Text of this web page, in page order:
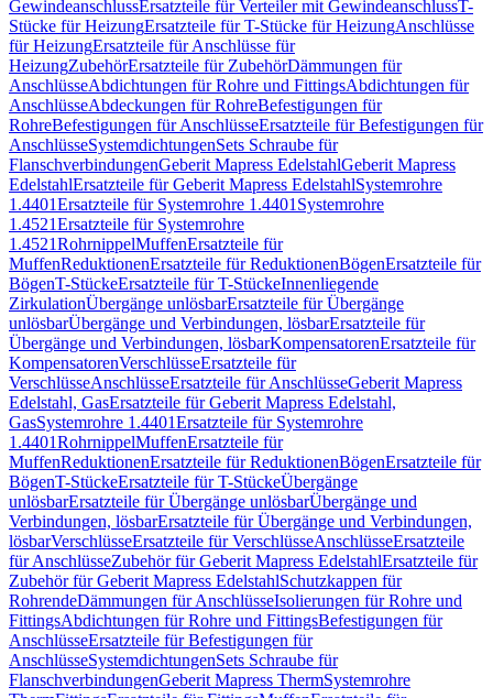
GewindeanschlussErsatzteile für Verteiler mit GewindeanschlussT-
Stücke für HeizungErsatzteile für T-Stücke für HeizungAnschlüsse
für HeizungErsatzteile für Anschlüsse für
HeizungZubehörErsatzteile für ZubehörDämmungen für
AnschlüsseAbdichtungen für Rohre und FittingsAbdichtungen für
AnschlüsseAbdeckungen für RohreBefestigungen für
RohreBefestigungen für AnschlüsseErsatzteile für Befestigungen für
AnschlüsseSystemdichtungenSets Schraube für
FlanschverbindungenGeberit Mapress EdelstahlGeberit Mapress
EdelstahlErsatzteile für Geberit Mapress EdelstahlSystemrohre
1.4401Ersatzteile für Systemrohre 1.4401 Systemrohre
1.4521Ersatzteile für Systemrohre
1.4521RohrnippelMuffenErsatzteile für
MuffenReduktionenErsatzteile für ReduktionenBögenErsatzteile für
BögenT-StückeErsatzteile für T-StückeInnenliegende
ZirkulationÜbergänge unlösbarErsatzteile für Übergänge
unlösbarÜbergänge und Verbindungen, lösbarErsatzteile für
Übergänge und Verbindungen, lösbarKompensatorenErsatzteile für
KompensatorenVerschlüsseErsatzteile für
VerschlüsseAnschlüsseErsatzteile für AnschlüsseGeberit Mapress
Edelstahl, GasErsatzteile für Geberit Mapress Edelstahl,
GasSystemrohre 1.4401Ersatzteile für Systemrohre
1.4401RohrnippelMuffenErsatzteile für
MuffenReduktionenErsatzteile für ReduktionenBögenErsatzteile für
BögenT-StückeErsatzteile für T-StückeÜbergänge
unlösbarErsatzteile für Übergänge unlösbarÜbergänge und
Verbindungen, lösbarErsatzteile für Übergänge und Verbindungen,
lösbarVerschlüsseErsatzteile für VerschlüsseAnschlüsseErsatzteile
für AnschlüsseZubehör für Geberit Mapress EdelstahlErsatzteile für
Zubehör für Geberit Mapress EdelstahlSchutzkappen für
RohrendeDämmungen für AnschlüsseIsolierungen für Rohre und
FittingsAbdichtungen für Rohre und FittingsBefestigungen für
AnschlüsseErsatzteile für Befestigungen für
AnschlüsseSystemdichtungenSets Schraube für
FlanschverbindungenGeberit Mapress ThermSystemrohre